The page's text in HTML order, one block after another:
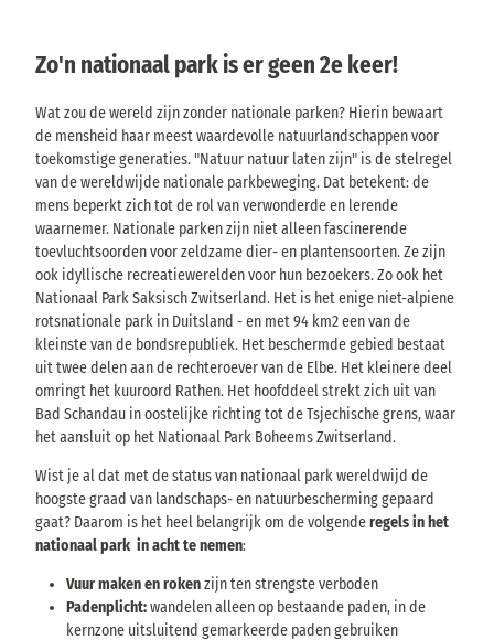
Zo'n nationaal park is er geen 2e keer!
Wat zou de wereld zijn zonder nationale parken? Hierin bewaart
de mensheid haar meest waardevolle natuurlandschappen voor
toekomstige generaties. "Natuur natuur laten zijn" is de stelregel
van de wereldwijde nationale parkbeweging. Dat betekent: de
mens beperkt zich tot de rol van verwonderde en lerende
waarnemer. Nationale parken zijn niet alleen fascinerende
toevluchtsoorden voor zeldzame dier- en plantensoorten. Ze zijn
ook idyllische recreatiewerelden voor hun bezoekers. Zo ook het
Nationaal Park Saksisch Zwitserland. Het is het enige niet-alpiene
rotsnationale park in Duitsland - en met 94 km2 een van de
kleinste van de bondsrepubliek. Het beschermde gebied bestaat
uit twee delen aan de rechteroever van de Elbe. Het kleinere deel
omringt het kuuroord Rathen. Het hoofddeel strekt zich uit van
Bad Schandau in oostelijke richting tot de Tsjechische grens, waar
het aansluit op het Nationaal Park Boheems Zwitserland.
Wist je al dat met de status van nationaal park wereldwijd de
hoogste graad van landschaps- en natuurbescherming gepaard
gaat? Daarom is het heel belangrijk om de volgenderegels in het
nationaal park in acht te nemen:
Vuur maken en rokenzijn ten strengste verboden
Padenplicht:wandelen alleen op bestaande paden, in de
kernzone uitsluitend gemarkeerde paden gebruiken